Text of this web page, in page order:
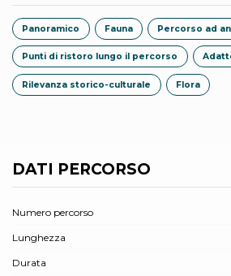
Panoramico Fauna Percorso ad
Punti di ristoro lungo il percorso
Rilevanza storico-culturale Flora
DATI PERCORSO
Numero percorso
Lunghezza
Durata